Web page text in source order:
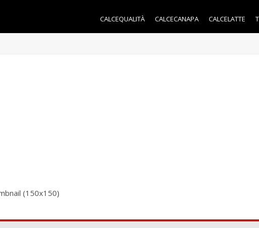
CALCEQUALITÀ CALCECANAPA CALCELATTE
(150x150)